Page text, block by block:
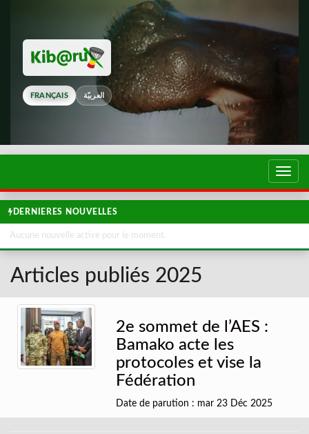
FRANÇAIS العربيّة
DERNIERES NOUVELLES
Aucune nouvelle active pour le moment.
Articles publiés 2025
2e sommet de l’AES :
Bamako acte les
protocoles et vise la
Fédération
Date de parution : mar 23 Déc 2025